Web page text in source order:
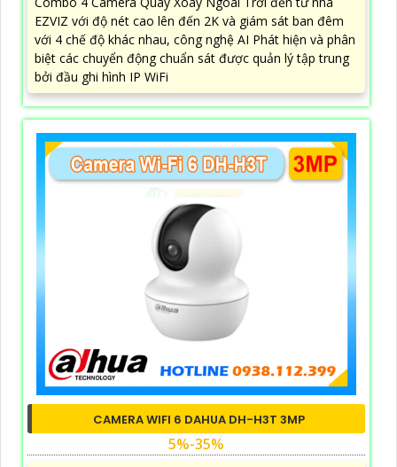
EZVIZ với độ nét cao lên đến 2K và giám sát ban đêm
với 4 chế độ khác nhau, công nghệ AI Phát hiện và phân
biệt các chuyển động chuẩn sát được quản lý tập trung
bởi đầu ghi hình IP WiFi
CAMERA WIFI 6 DAHUA DH-H3T 3MP
5%-35%